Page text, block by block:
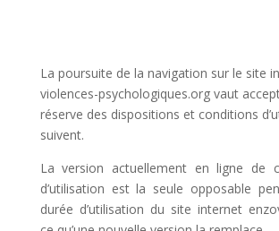
La poursuite de la navigation sur le site
violences-psychologiques.org vaut
réserve des dispositions et conditions
suivent.
La version actuellement en ligne de
d’utilisation est la seule opposable
durée d’utilisation du site internet